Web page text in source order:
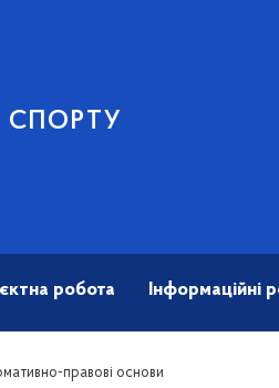
СПОРТУ
робота Інформаційні
правові основи